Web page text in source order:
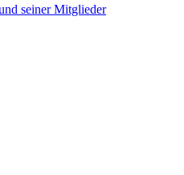
seiner Mitglieder